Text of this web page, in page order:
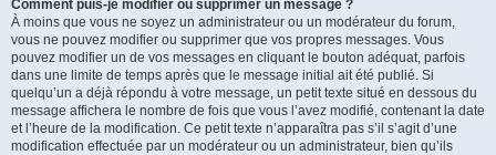
Comment puis-je modifier ou supprimer un message ?
À moins que vous ne soyez un administrateur ou un modérateur du forum,
vous ne pouvez modifier ou supprimer que vos propres messages. Vous
pouvez modifier un de vos messages en cliquant le bouton adéquat, parfois
dans une limite de temps après que le message initial ait été publié. Si
quelqu’un a déjà répondu à votre message, un petit texte situé en dessous du
message affichera le nombre de fois que vous l’avez modifié, contenant la date
et l’heure de la modification. Ce petit texte n’apparaîtra pas s’il s’agit d’une
modification effectuée par un modérateur ou un administrateur, bien qu’ils